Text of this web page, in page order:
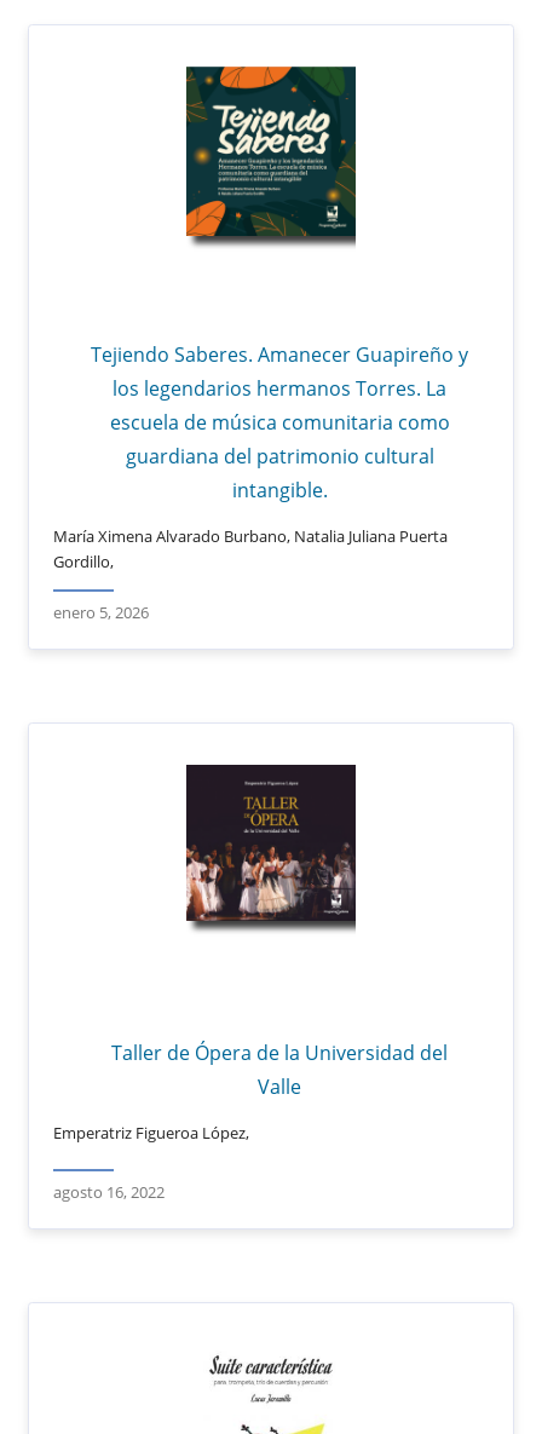
Tejiendo Saberes. Amanecer Guapireño y
los legendarios hermanos Torres. La
escuela de música comunitaria como
guardiana del patrimonio cultural
intangible.
María Ximena Alvarado Burbano, Natalia Juliana Puerta
Gordillo,
enero 5, 2026
Taller de Ópera de la Universidad del
Valle
Emperatriz Figueroa López,
agosto 16, 2022